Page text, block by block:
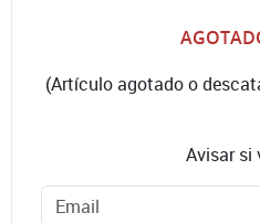
(Artículo agotado o
Avisar si